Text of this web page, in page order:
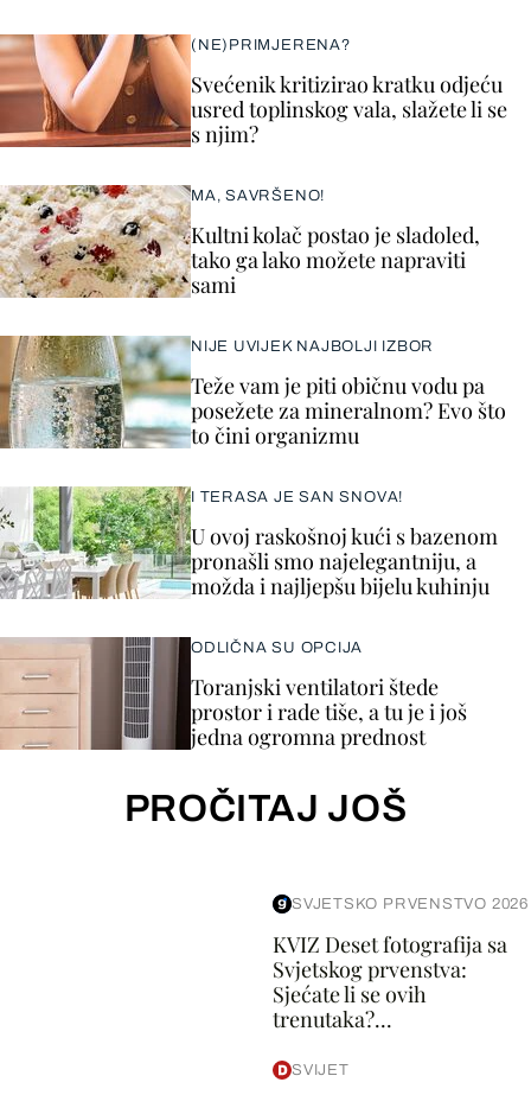
(NE)PRIMJERENA?
Svećenik kritizirao kratku odjeću
usred toplinskog vala, slažete li se
s njim?
MA, SAVRŠENO!
Kultni kolač postao je sladoled,
tako ga lako možete napraviti
sami
NIJE UVIJEK NAJBOLJI IZBOR
Teže vam je piti običnu vodu pa
posežete za mineralnom? Evo što
to čini organizmu
I TERASA JE SAN SNOVA!
U ovoj raskošnoj kući s bazenom
pronašli smo najelegantniju, a
možda i najljepšu bijelu kuhinju
ODLIČNA SU OPCIJA
Toranjski ventilatori štede
prostor i rade tiše, a tu je i još
jedna ogromna prednost
PROČITAJ JOŠ
SVJETSKO PRVENSTVO 2026
KVIZ Deset fotografija sa
Svjetskog prvenstva:
Sjećate li se ovih
trenutaka?...
SVIJET